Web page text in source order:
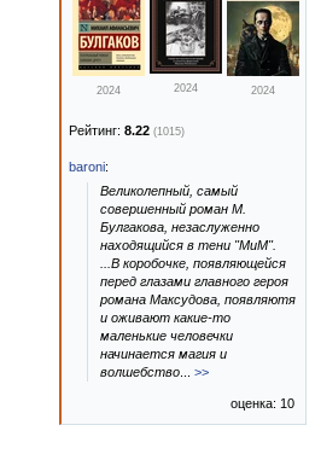
2024 2024 2024
Рейтинг: 8.22 (1015)
baroni:
Великолепный, самый
совершенный роман М.
Булгакова, незаслуженно
находящийся в тени "МиМ".
...В коробочке, появляющейся
перед глазами главного героя
романа Максудова, появляютя
и оживают какие-то
маленькие человечки
начинается магия и
волшебство
>>
оценка: 10